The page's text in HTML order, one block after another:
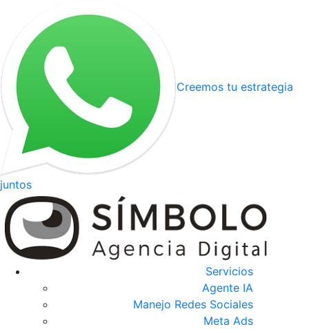
Creemos tu estrategia
juntos
Servicios
Agente IA
Manejo Redes Sociales
Meta Ads